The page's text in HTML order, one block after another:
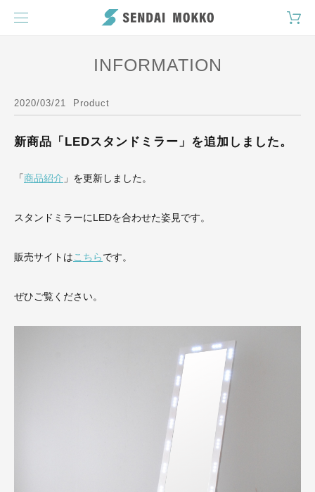
INFORMATION
2020/03/21 Product
新商品「LEDスタンドミラー」を追加しました。
「商品紹介 」を更新しました。
スタンドミラーにLEDを合わせた姿見です。
販売サイトはこちらです。
ぜひご覧ください。